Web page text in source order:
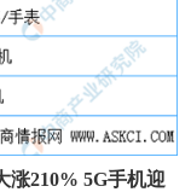
涨210% 5G手机迎